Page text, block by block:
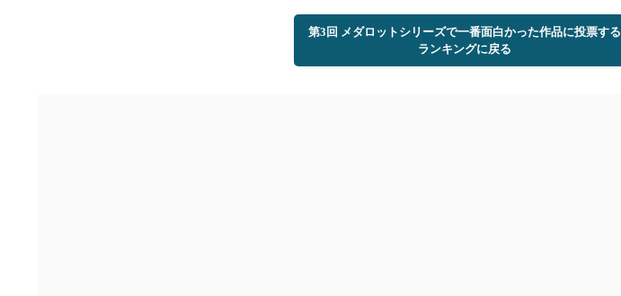
第3回 メダロットシリーズで一番面白かった作品に投票する
ランキングに戻る